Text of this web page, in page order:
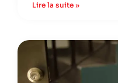
Lire la suite »